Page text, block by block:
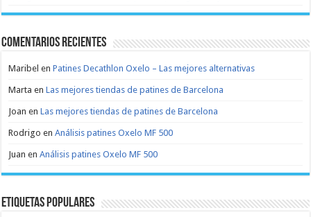
Comentarios recientes
Maribel enPatines Decathlon Oxelo – Las mejores alternativas
Marta enLas mejores tiendas de patines de Barcelona
Joan enLas mejores tiendas de patines de Barcelona
Rodrigo enAnálisis patines Oxelo MF 500
Juan enAnálisis patines Oxelo MF 500
Etiquetas populares